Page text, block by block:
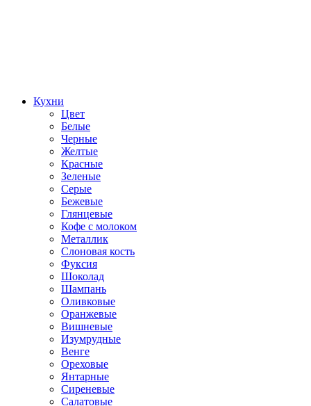
Кухни
Цвет
Белые
Черные
Желтые
Красные
Зеленые
Серые
Бежевые
Глянцевые
Кофе с молоком
Металлик
Слоновая кость
Фуксия
Шоколад
Шампань
Оливковые
Оранжевые
Вишневые
Изумрудные
Венге
Ореховые
Янтарные
Сиреневые
Салатовые